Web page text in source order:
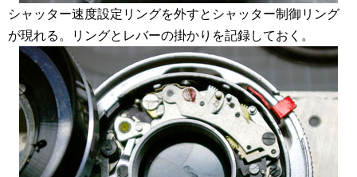
シャッター速度設定リングを外すとシャッター制御リング
が現れる。リングとレバーの掛かりを記録しておく。